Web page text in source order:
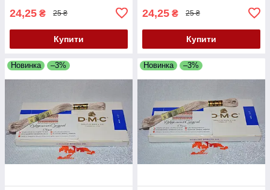
24,25 ₴ 25 ₴
Купити
24,25 ₴ 25 ₴
Купити
Новинка –3% Новинка –3%